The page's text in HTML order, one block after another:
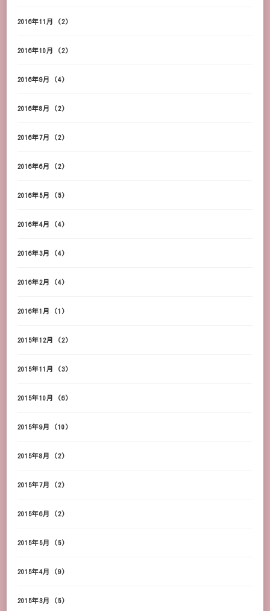
2016年11月 (2)
2016年10月 (2)
2016年9月 (4)
2016年8月 (2)
2016年7月 (2)
2016年6月 (2)
2016年5月 (5)
2016年4月 (4)
2016年3月 (4)
2016年2月 (4)
2016年1月 (1)
2015年12月 (2)
2015年11月 (3)
2015年10月 (6)
2015年9月 (10)
2015年8月 (2)
2015年7月 (2)
2015年6月 (2)
2015年5月 (5)
2015年4月 (9)
2015年3月 (5)